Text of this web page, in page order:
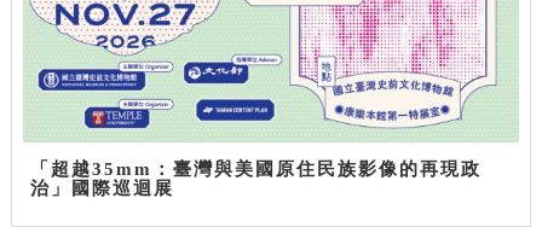
「超越35mm：臺灣與美國原住民族影像的再現政
治」國際巡迴展